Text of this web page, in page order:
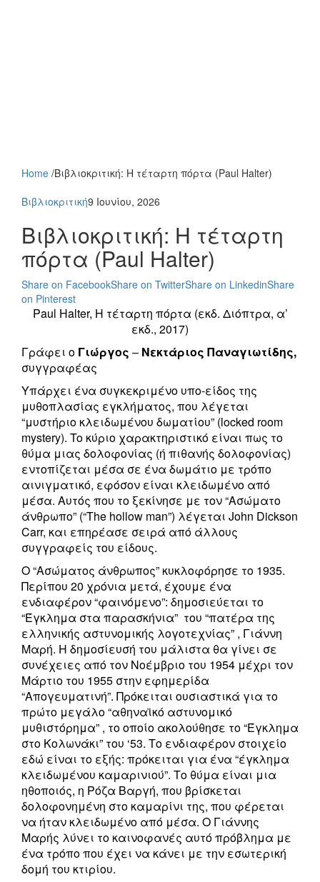
Home /Βιβλιοκριτική: Η τέταρτη πόρτα (Paul Halter)
Βιβλιοκριτική9 Ιουνίου, 2026
Βιβλιοκριτική: Η τέταρτη
πόρτα (Paul Halter)
Share on FacebookShare on TwitterShare on LinkedinShare
on Pinterest
Paul Halter, Η τέταρτη πόρτα (εκδ. Διόπτρα, α’
εκδ., 2017)
Γράφει ο Γιώργος – Νεκτάριος Παναγιωτίδης,
συγγραφέας
Υπάρχει ένα συγκεκριμένο υπο-είδος της
μυθοπλασίας εγκλήματος, που λέγεται
“μυστήριο κλειδωμένου δωματίου” (locked room
mystery). To κύριο χαρακτηριστικό είναι πως το
θύμα μιας δολοφονίας (ή πιθανής δολοφονίας)
εντοπίζεται μέσα σε ένα δωμάτιο με τρόπο
αινιγματικό, εφόσον είναι κλειδωμένο από
μέσα. Αυτός που το ξεκίνησε με τον “Ασώματο
άνθρωπο” (“The hollow man”) λέγεται John Dickson
Carr, και επηρέασε σειρά από άλλους
συγγραφείς του είδους.
Ο “Ασώματος άνθρωπος” κυκλοφόρησε το 1935.
Περίπου 20 χρόνια μετά, έχουμε ένα
ενδιαφέρον “φαινόμενο”: δημοσιεύεται το
“Έγκλημα στα παρασκήνια” του “πατέρα της
ελληνικής αστυνομικής λογοτεχνίας” , Γιάννη
Μαρή. Η δημοσίευσή του μάλιστα θα γίνει σε
συνέχειες από τον Νοέμβριο του 1954 μέχρι τον
Μάρτιο του 1955 στην εφημερίδα
“Απογευματινή”. Πρόκειται ουσιαστικά για το
πρώτο μεγάλο “αθηναϊκό αστυνομικό
μυθιστόρημα” , το οποίο ακολούθησε το “Έγκλημα
στο Κολωνάκι” του ‘53. Το ενδιαφέρον στοιχείο
εδώ είναι το εξής: πρόκειται για ένα “έγκλημα
κλειδωμένου καμαρινιού”. Το θύμα είναι μια
ηθοποιός, η Ρόζα Βαργή, που βρίσκεται
δολοφονημένη στο καμαρίνι της, που φέρεται
να ήταν κλειδωμένο από μέσα. Ο Γιάννης
Μαρής λύνει το καινοφανές αυτό πρόβλημα με
ένα τρόπο που έχει να κάνει με την εσωτερική
δομή του κτιρίου.